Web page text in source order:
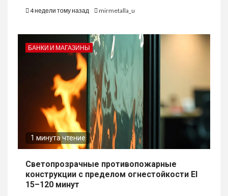
4 недели тому назад mirmetalla_u
БАНКИ И МАГАЗИНЫ
1 минута чтение
Светопрозрачные противопожарные
конструкции с пределом огнестойкости EI
15–120 минут